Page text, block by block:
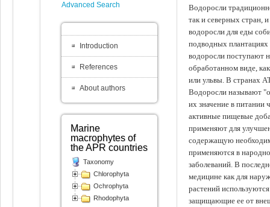
Водоросли
так и северных стран,
водоросли для еды
подводных
водоросли поступают
обработанном виде,
или ульвы. В странах
Водоросли называют
их значение в питании
активные пищевые
применяют для
содержащую
применяются в
заболеваний. В
медицине как для
растений
защищающие ее от
Advanced Search
Introduction
References
About authors
Marine
macrophytes of
the APR countries
Taxonomy
Chlorophyta
Ochrophyta
Rhodophyta